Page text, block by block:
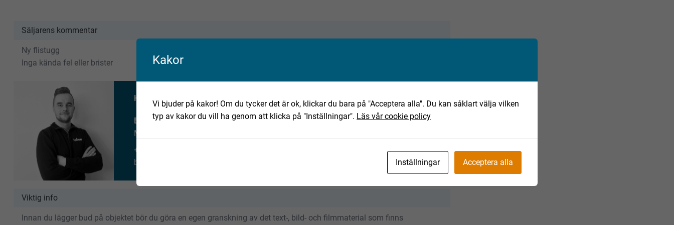
Säljarens kommentar
Ny flistugg
Inga kända fel eller brister
Har du fler frågor om detta objekt?
Benjamin Andersson
Maskinmäklare
+46 735 658 380
benjamin.andersson@fabeo.se
Viktig info
Innan du lägger bud på objektet bör du göra en egen granskning av det text-, bild- och filmmaterial som finns
Kakor
Vi bjuder på kakor! Om du tycker det är ok, klickar du bara på "Acceptera alla". Du kan såklart välja vilken
typ av kakor du vill ha genom att klicka på "Inställningar". Läs vår cookie policy
Inställningar Acceptera alla